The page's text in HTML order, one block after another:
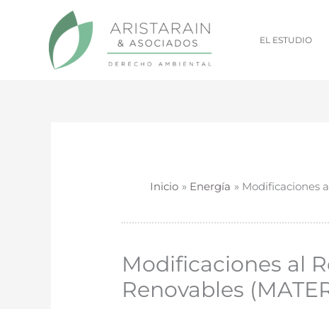
contenido
EL ESTUDIO
Inicio Energía Modificaciones
Modificaciones al
Renovables